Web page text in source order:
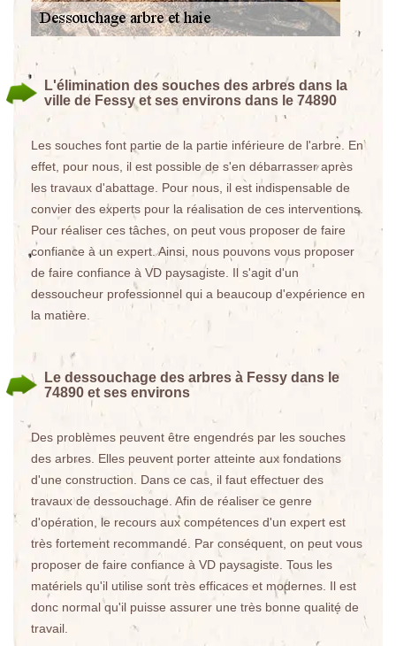
L'élimination des souches des arbres dans la
ville de Fessy et ses environs dans le 74890
Les souches font partie de la partie inférieure de l'arbre. En
effet, pour nous, il est possible de s'en débarrasser après
les travaux d'abattage. Pour nous, il est indispensable de
convier des experts pour la réalisation de ces interventions.
Pour réaliser ces tâches, on peut vous proposer de faire
confiance à un expert. Ainsi, nous pouvons vous proposer
de faire confiance à VD paysagiste. Il s'agit d'un
dessoucheur professionnel qui a beaucoup d'expérience en
la matière.
Le dessouchage des arbres à Fessy dans le
74890 et ses environs
Des problèmes peuvent être engendrés par les souches
des arbres. Elles peuvent porter atteinte aux fondations
d'une construction. Dans ce cas, il faut effectuer des
travaux de dessouchage. Afin de réaliser ce genre
d'opération, le recours aux compétences d'un expert est
très fortement recommandé. Par conséquent, on peut vous
proposer de faire confiance à VD paysagiste. Tous les
matériels qu'il utilise sont très efficaces et modernes. Il est
donc normal qu'il puisse assurer une très bonne qualité de
travail.